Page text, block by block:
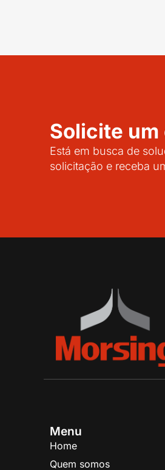
Solicite
Está em busca de
solicitação e receba
Menu
Home
Quem somos